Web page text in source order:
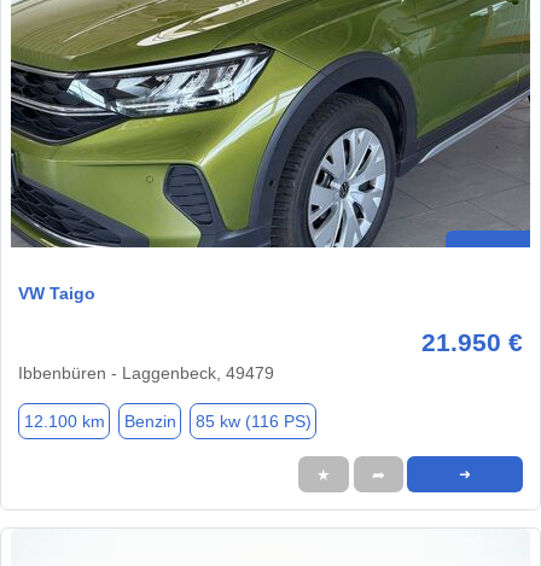
VW Taigo
21.950 €
Ibbenbüren - Laggenbeck, 49479
12.100 km Benzin 85 kw (116 PS)
★ ➦ ➜